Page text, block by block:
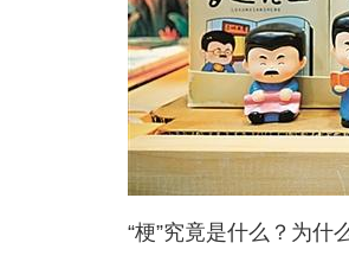
“梗”究竟是什么？为什